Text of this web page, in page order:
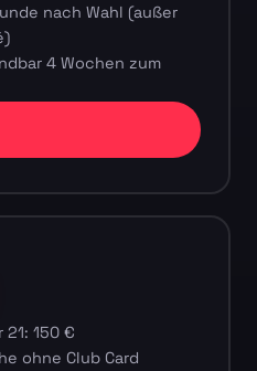
nach Wahl (außer
4 Wochen zum
21: 150 €
ohne Club Card